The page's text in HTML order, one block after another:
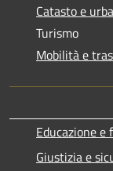
Catasto e
Turismo
Mobilità e
Educazione e
Giustizia e